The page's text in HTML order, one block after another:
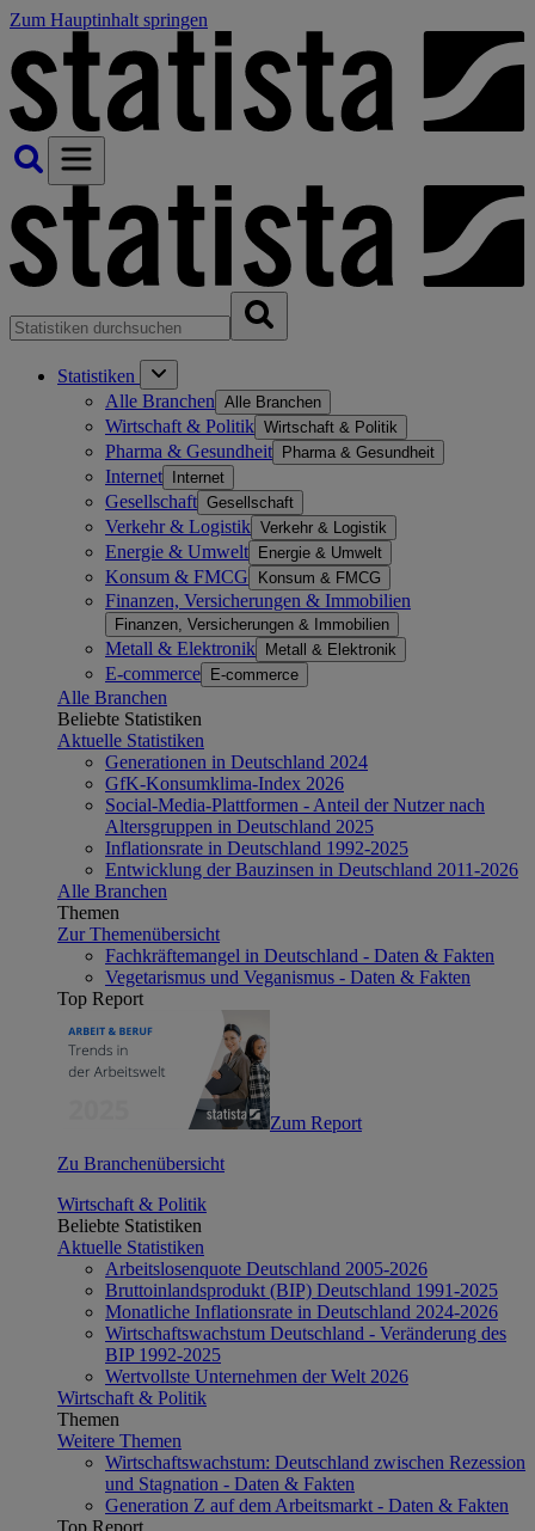
Zum Hauptinhalt springen
Statistiken
Alle Branchen Alle Branchen
Wirtschaft & Politik Wirtschaft & Politik
Pharma & Gesundheit Pharma & Gesundheit
Internet Internet
Gesellschaft Gesellschaft
Verkehr & Logistik Verkehr & Logistik
Energie & Umwelt Energie & Umwelt
Konsum & FMCG Konsum & FMCG
Finanzen, Versicherungen & Immobilien
Finanzen, Versicherungen & Immobilien
Metall & Elektronik Metall & Elektronik
E-commerce E-commerce
Alle Branchen
Beliebte Statistiken
Aktuelle Statistiken
Generationen in Deutschland 2024
GfK-Konsumklima-Index 2026
Social-Media-Plattformen - Anteil der Nutzer nach
Altersgruppen in Deutschland 2025
Inflationsrate in Deutschland 1992-2025
Entwicklung der Bauzinsen in Deutschland 2011-2026
Alle Branchen
Themen
Zur Themenübersicht
Fachkräftemangel in Deutschland - Daten & Fakten
Vegetarismus und Veganismus - Daten & Fakten
Top Report
Zum Report
Zu Branchenübersicht
Wirtschaft & Politik
Beliebte Statistiken
Aktuelle Statistiken
Arbeitslosenquote Deutschland 2005-2026
Bruttoinlandsprodukt (BIP) Deutschland 1991-2025
Monatliche Inflationsrate in Deutschland 2024-2026
Wirtschaftswachstum Deutschland - Veränderung des
BIP 1992-2025
Wertvollste Unternehmen der Welt 2026
Wirtschaft & Politik
Themen
Weitere Themen
Wirtschaftswachstum: Deutschland zwischen Rezession
und Stagnation - Daten & Fakten
Generation Z auf dem Arbeitsmarkt - Daten & Fakten
Top Report